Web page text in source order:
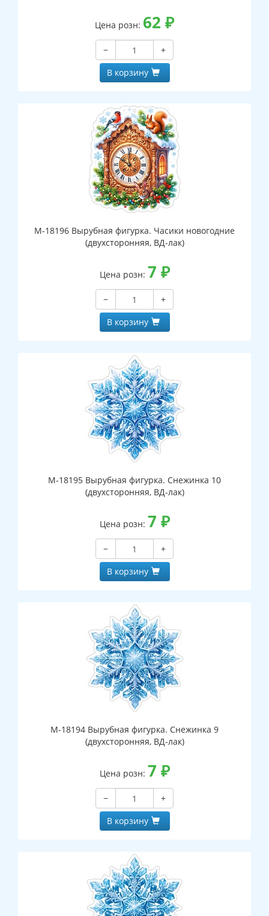
Цена розн: 62 ₽
−
+
В корзину
М-18196 Вырубная фигурка. Часики новогодние
(двухсторонняя, ВД-лак)
Цена розн: 7 ₽
−
+
В корзину
М-18195 Вырубная фигурка. Снежинка 10
(двухсторонняя, ВД-лак)
Цена розн: 7 ₽
−
+
В корзину
М-18194 Вырубная фигурка. Снежинка 9
(двухсторонняя, ВД-лак)
Цена розн: 7 ₽
−
+
В корзину